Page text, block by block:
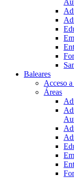
Baleares
Acceso
Áreas